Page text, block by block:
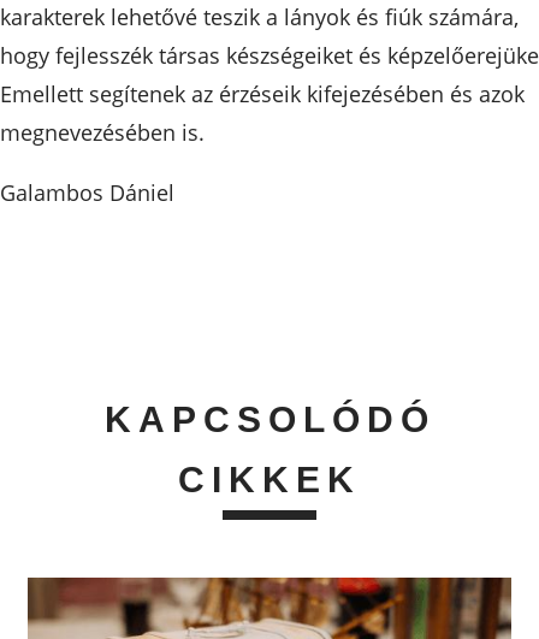
karakterek lehetővé teszik a lányok és fiúk számára,
hogy fejlesszék társas készségeiket és
Emellett segítenek az érzéseik kifejezésében és azok
megnevezésében is.
Galambos Dániel
KAPCSOLÓDÓ
CIKKEK